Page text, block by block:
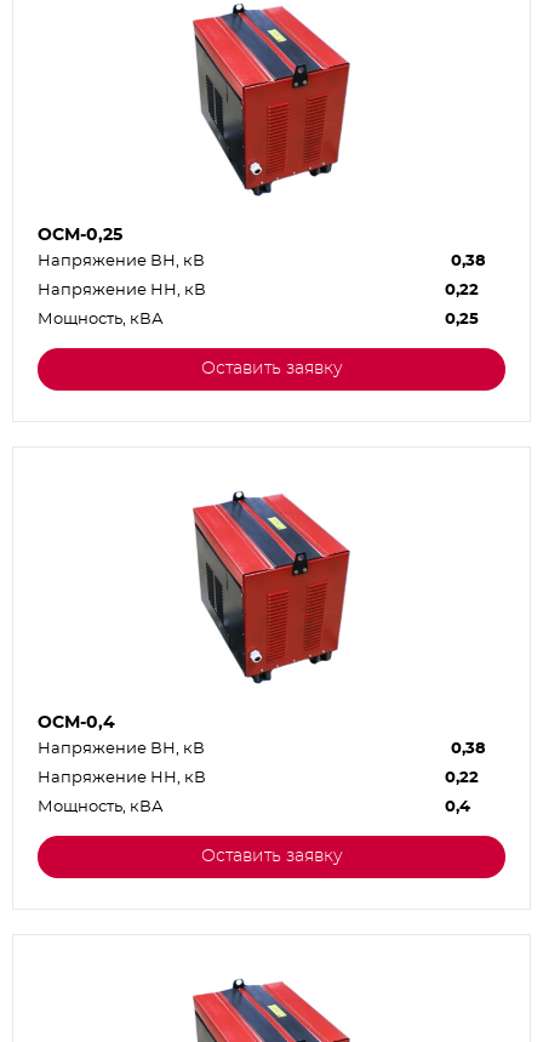
ОСМ-0,25
Напряжение ВН, кВ
0,38
Напряжение НН, кВ
0,22
Мощность, кВА
0,25
Оставить заявку
ОСМ-0,4
Напряжение ВН, кВ
0,38
Напряжение НН, кВ
0,22
Мощность, кВА
0,4
Оставить заявку